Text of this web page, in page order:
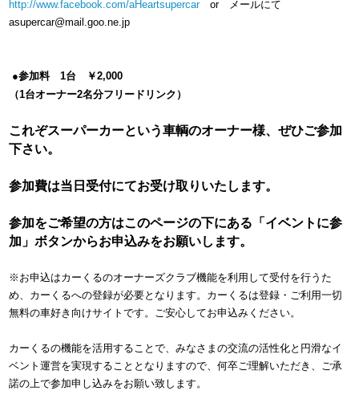
http://www.facebook.com/aHeartsupercaror メールにて
asupercar@mail.goo.ne.jp
●参加料1台 ￥2,000
（1台オーナー2名分フリードリンク）
これぞスーパーカーという車輌のオーナー様、ぜひご参加
下さい。
参加費は当日受付にてお受け取りいたします。
参加をご希望の方はこのページの下にある「イベントに参
加」ボタンからお申込みをお願いします。
※お申込はカーくるのオーナーズクラブ機能を利用して受付を行うた
め、カーくるへの登録が必要となります。カーくるは登録・ご利用一切
無料の車好き向けサイトです。ご安心してお申込みください。
カーくるの機能を活用することで、みなさまの交流の活性化と円滑なイ
ベント運営を実現することとなりますので、何卒ご理解いただき、ご承
諾の上で参加申し込みをお願い致します。